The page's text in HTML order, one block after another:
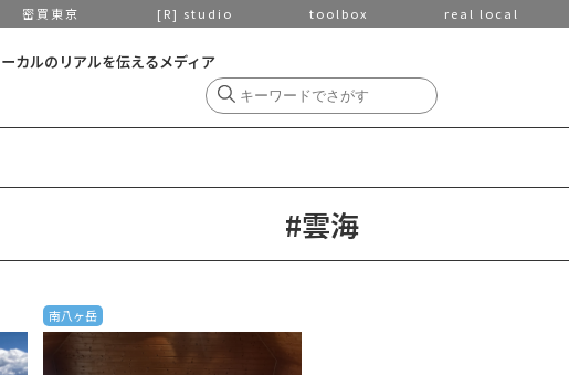
密買東京 [R] studio toolbox real local
カルのリアルを伝えるメディア
#雲海
南八ヶ岳